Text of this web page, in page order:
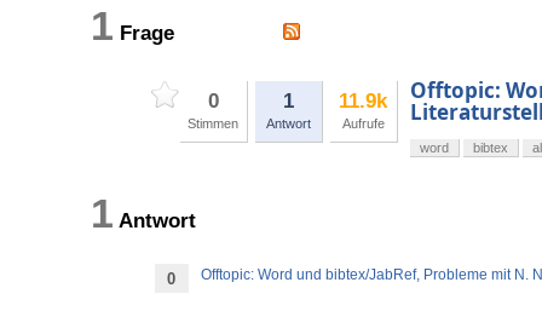
1 Frage
0
Stimmen
1
Antwort
11.9k
Aufrufe
Offtopic:
word bibtex
1 Antwort
0 Offtopic: Word und bibtex/JabRef, Probleme mit N.